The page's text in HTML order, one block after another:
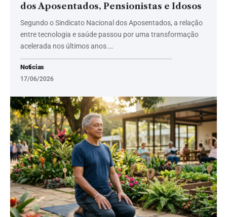
dos Aposentados, Pensionistas e Idosos
Segundo o Sindicato Nacional dos Aposentados, a relação
entre tecnologia e saúde passou por uma transformação
acelerada nos últimos anos.…
Noticias
17/06/2026